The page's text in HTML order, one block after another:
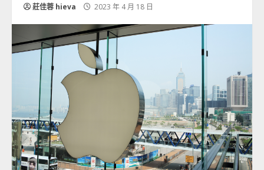
莊佳蓉 hieva 2023 年 4 月 18 日